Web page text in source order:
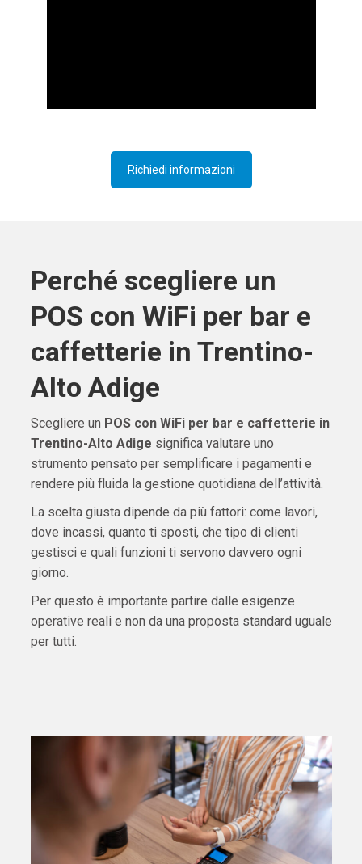
Richiedi informazioni
Perché scegliere un
POS con WiFi per bar e
caffetterie in Trentino-
Alto Adige
Scegliere un POS con WiFi per bar e caffetterie in
Trentino-Alto Adige significa valutare uno
strumento pensato per semplificare i pagamenti e
rendere più fluida la gestione quotidiana dell’attività.
La scelta giusta dipende da più fattori: come lavori,
dove incassi, quanto ti sposti, che tipo di clienti
gestisci e quali funzioni ti servono davvero ogni
giorno.
Per questo è importante partire dalle esigenze
operative reali e non da una proposta standard uguale
per tutti.